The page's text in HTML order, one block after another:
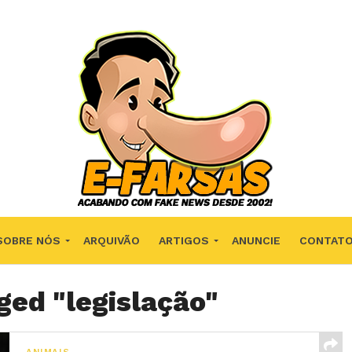
NÓS ARQUIVÃO ARTIGOS ANUNCIE CONTATO
"legislação"